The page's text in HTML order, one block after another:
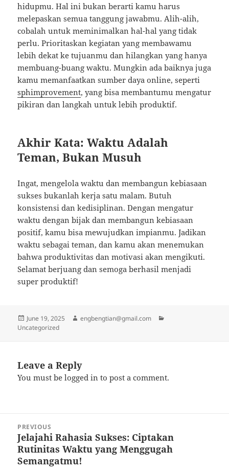
hidupmu. Hal ini bukan berarti kamu harus
melepaskan semua tanggung jawabmu. Alih-alih,
cobalah untuk meminimalkan hal-hal yang tidak
perlu. Prioritaskan kegiatan yang membawamu
lebih dekat ke tujuanmu dan hilangkan yang hanya
membuang-buang waktu. Mungkin ada baiknya juga
kamu memanfaatkan sumber daya online, seperti
sphimprovement, yang bisa membantumu mengatur
pikiran dan langkah untuk lebih produktif.
Akhir Kata: Waktu Adalah
Teman, Bukan Musuh
Ingat, mengelola waktu dan membangun kebiasaan
sukses bukanlah kerja satu malam. Butuh
konsistensi dan kedisiplinan. Dengan mengatur
waktu dengan bijak dan membangun kebiasaan
positif, kamu bisa mewujudkan impianmu. Jadikan
waktu sebagai teman, dan kamu akan menemukan
bahwa produktivitas dan motivasi akan mengikuti.
Selamat berjuang dan semoga berhasil menjadi
super produktif!
Posted
on
June 19, 2025 Author
engbengtian@gmail.com
Uncategorized
Leave a Reply
You must belogged in to post a comment.
navigation
PREVIOUS
Previous
post:
Jelajahi Rahasia Sukses: Ciptakan
Rutinitas Waktu yang Menggugah
Semangatmu!